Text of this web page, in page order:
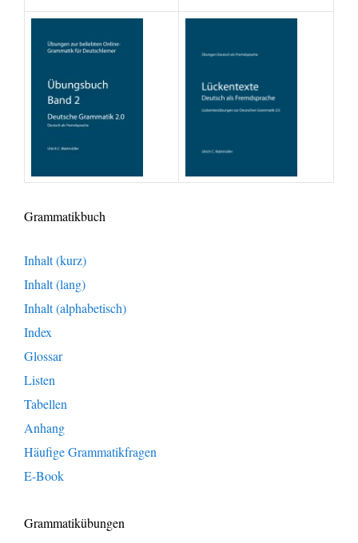
Grammatikbuch
Inhalt (kurz)
Inhalt (lang)
Inhalt (alphabetisch)
Index
Glossar
Listen
Tabellen
Anhang
Häufige Grammatikfragen
E-Book
Grammatikübungen